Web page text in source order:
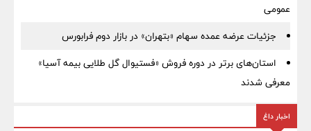
عمومی
جزئیات عرضه عمده سهام «بتهران» در بازار دوم فرابورس
استان‌های برتر در دوره فروش «فستیوال گل طلایی بیمه آسیا»
معرفی شدند
اخبار داغ